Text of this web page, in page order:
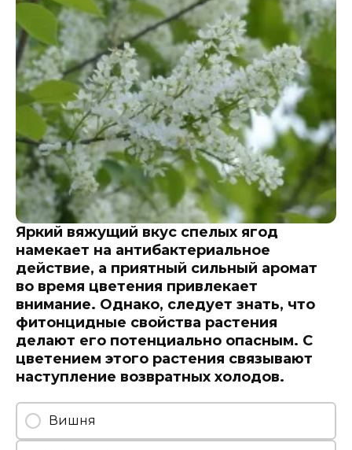
Яркий вяжущий вкус спелых ягод
намекает на антибактериальное
действие, а приятный сильный аромат
во время цветения привлекает
внимание. Однако, следует знать, что
фитонцидные свойства растения
делают его потенциально опасным. С
цветением этого растения связывают
наступление возвратных холодов.
Вишня